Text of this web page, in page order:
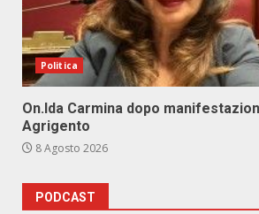
Politica
On.Ida Carmina dopo
Agrigento
8 Agosto 2026
PODCAST